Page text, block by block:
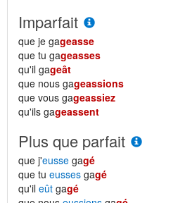
Imparfait
que je gageasse
que tu gageasses
qu'il gageât
que nous gageassions
que vous gageassiez
qu'ils gageassent
Plus que parfait
que j'eusse gagé
que tu eusses gagé
qu'il eût gagé